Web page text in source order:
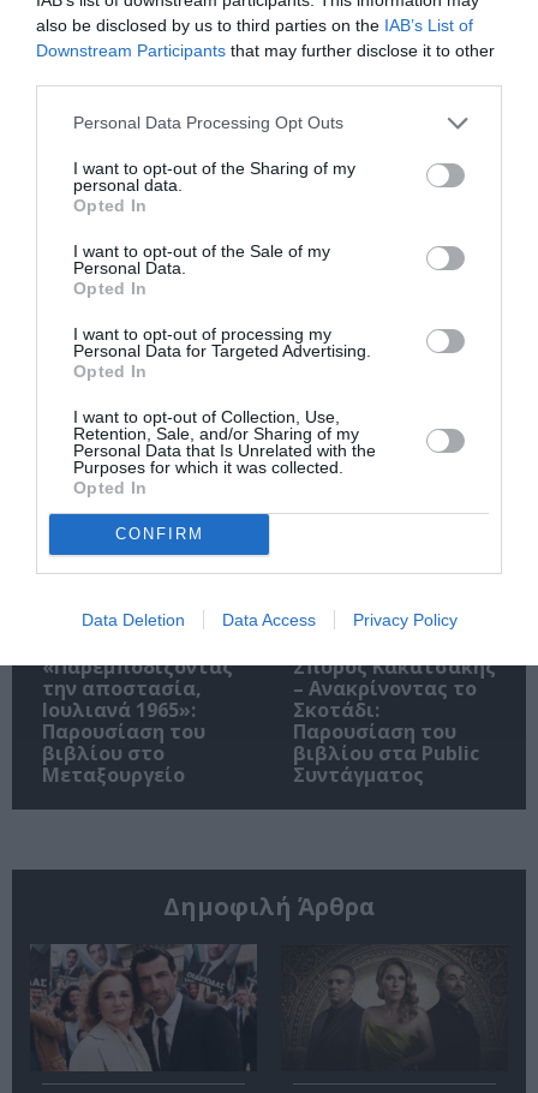
also be disclosed by us to third parties on the IAB’s List of
Downstream Participants that may further disclose it to other
Personal Data Processing Opt Outs
I want to opt-out of the Sharing of my
personal data.
Opted In
I want to opt-out of the Sale of my
Personal Data.
Opted In
I want to opt-out of processing my
Personal Data for Targeted Advertising.
Opted In
I want to opt-out of Collection, Use,
Retention, Sale, and/or Sharing of my
Personal Data that Is Unrelated with the
Purposes for which it was collected.
Opted In
CONFIRM
Data Deletion Data Access Privacy Policy
Ακολουθήστε το Culturenow.gr
Σχετικά Άρθρα
τις υποψηφιότητες
για το Βραβείο
Booker 2026
2026 στο Ναύπλιο
«Παρεμποδίζοντας
την αποστασία,
Ιουλιανά 1965»:
Παρουσίαση του
βιβλίου στο
Μεταξουργείο
Σπύρος Κακατσάκης
– Ανακρίνοντας το
Σκοτάδι:
Παρουσίαση του
βιβλίου στα Public
Συντάγματος
Δημοφιλή Άρθρα